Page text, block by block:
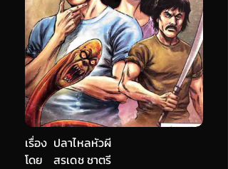
เรื่อง ปลาไหลหัวผี
สรเดช ชาตรี
โดย